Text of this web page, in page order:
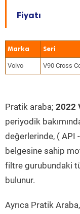
Fiyatı
Marka Seri
Volvo V90 Cross
Pratik araba; 2022
periyodik
değerlerinde, ( API
belgesine sahip
filtre gurubundaki
bulunur.
Ayrıca Pratik